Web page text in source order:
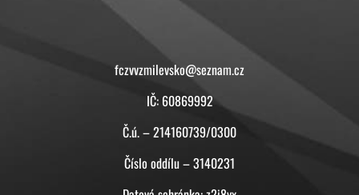
fczvvzmilevsko@seznam.cz
IČ: 60869992
Č.ú. – 214160739/0300
Číslo oddílu – 3140231